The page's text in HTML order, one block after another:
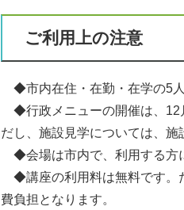
ご利用上の注意
◆市内在住・在勤・在学の5人
◆行政メニューの開催は、12
だし、施設見学については、施
◆会場は市内で、利用する方
◆講座の利用料は無料です。
費負担となります。